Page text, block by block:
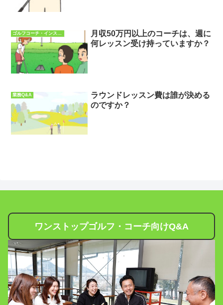
ゴルフコーチ・インストラクターQ&A
月収50万円以上のコーチは、週に
何レッスン受け持っていますか？
業務Q&A
ラウンドレッスン費は誰が決める
のですか？
ワンストップゴルフ・コーチ向けQ&A